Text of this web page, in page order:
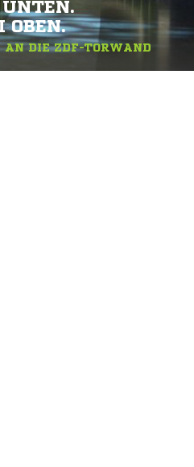
OBEN.
AN DIE ZDF-TORWAND